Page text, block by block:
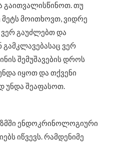
გაითვალისწინოთ. თუ
მეტს მოითხოვთ, ვიდრე
გაუძლებთ და
ვერ
შემუშავების დროს
იყოთ და თქვენი
უნდა შეაფასოთ.
ენდოკრინოლოგიური
იწვევს. რამდენიმე